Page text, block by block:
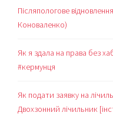
Післяпологове
Коноваленко)
Як я здала на права без
#кермунця
Як подати заявку на
Двохзонний лічильник